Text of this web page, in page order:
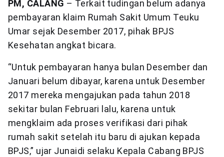
PM, CALANG – Terkait tudingan belum adanya
pembayaran klaim Rumah Sakit Umum Teuku
Umar sejak Desember 2017, pihak BPJS
Kesehatan angkat bicara.
“Untuk pembayaran hanya bulan Desember dan
Januari belum dibayar, karena untuk Desember
2017 mereka mengajukan pada tahun 2018
sekitar bulan Februari lalu, karena untuk
mengklaim ada proses verifikasi dari pihak
rumah sakit setelah itu baru di ajukan kepada
BPJS,” ujar Junaidi selaku Kepala Cabang BPJS